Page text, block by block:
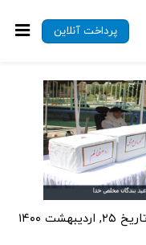
پرداخت آنلاین
تاریخ ۲۵, اردیبهشت ۱۴۰۰